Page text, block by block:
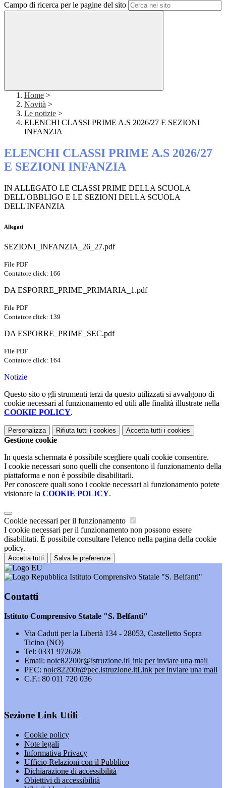
Campo di ricerca per le pagine del sito
Home >
Novità >
Le notizie >
ELENCHI CLASSI PRIME A.S 2026/27 E SEZIONI
INFANZIA
ELENCHI CLASSI PRIME A.S 2026/27
E SEZIONI INFANZIA
IN ALLEGATO LE CLASSI PRIME DELLA SCUOLA
DELL'OBBLIGO E LE SEZIONI DELLA SCUOLA
DELL'INFANZIA
Allegati
SEZIONI_INFANZIA_26_27.pdf
File PDF
Contatore click: 166
DA ESPORRE_PRIME_PRIMARIA_1.pdf
File PDF
Contatore click: 139
DA ESPORRE_PRIME_SEC.pdf
File PDF
Contatore click: 164
Notizie
Questo sito o gli strumenti terzi da questo utilizzati si avvalgono di
cookie necessari al funzionamento ed utili alle finalità illustrate nella
COOKIE POLICY.
Personalizza Rifiuta tutti i cookies Accetta tutti i cookies
Gestione cookie
In questa schermata è possibile scegliere quali cookie consentire.
I cookie necessari sono quelli che consentono il funzionamento della
piattaforma e non è possibile disabilitarli.
Per conoscere quali sono i cookie necessari al funzionamento potete
visionare la COOKIE POLICY.
Cookie necessari per il funzionamento
I cookie necessari per il funzionamento non possono essere
disabilitati. È possibile consultare l'elenco nella pagina della cookie
policy.
Accetta tutti Salva le preferenze
Istituto Comprensivo Statale "S. Belfanti"
Contatti
Istituto Comprensivo Statale "S. Belfanti"
Via Caduti per la Libertà 134 - 28053, Castelletto Sopra
Ticino (NO)
Tel: 0331 972628
Email: noic82200r@istruzione.itLink per inviare una mail
PEC: noic82200r@pec.istruzione.itLink per inviare una mail
C.F.: 80 011 720 036
Sezione Link Utili
Cookie policy
Note legali
Informativa Privacy
Ufficio Relazioni con il Pubblico
Dichiarazione di accessibilità
Obiettivi di accessibilità